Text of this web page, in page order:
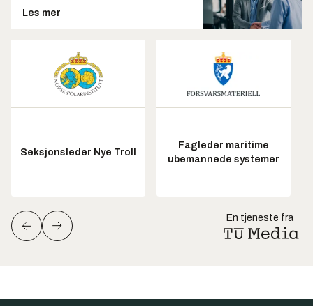
Les mer
Seksjonsleder Nye Troll
Fagleder maritime
ubemannede systemer
En tjeneste fra